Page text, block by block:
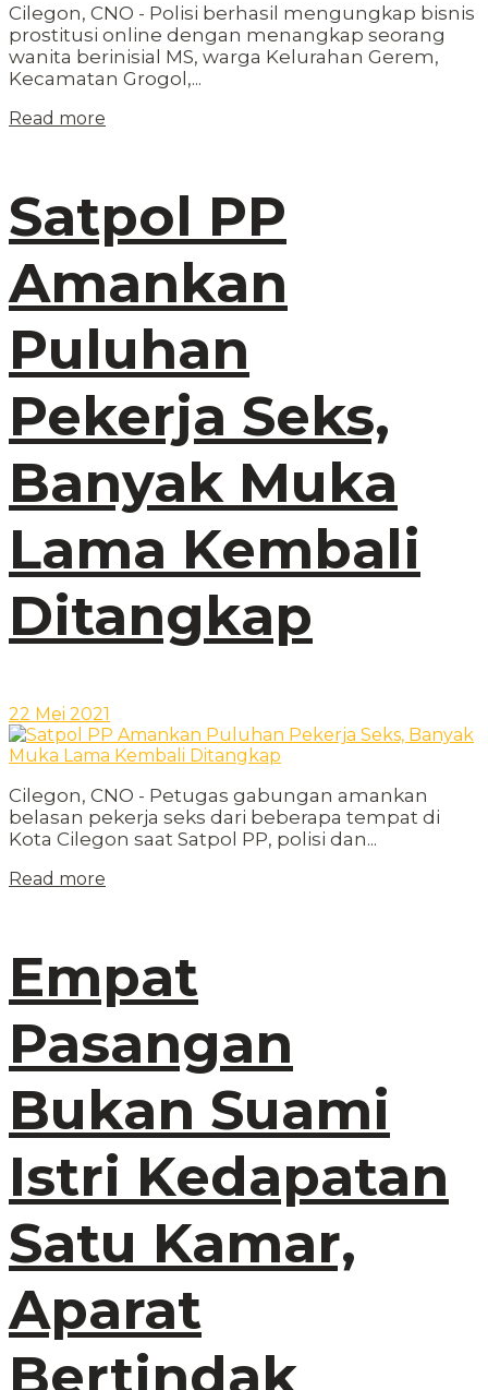
Cilegon, CNO - Polisi berhasil mengungkap bisnis
prostitusi online dengan menangkap seorang
wanita berinisial MS, warga Kelurahan Gerem,
Kecamatan Grogol,...
Read more
Satpol PP
Amankan
Puluhan
Pekerja Seks,
Banyak Muka
Lama Kembali
Ditangkap
22 Mei 2021
Cilegon, CNO - Petugas gabungan amankan
belasan pekerja seks dari beberapa tempat di
Kota Cilegon saat Satpol PP, polisi dan...
Read more
Empat
Pasangan
Bukan Suami
Istri Kedapatan
Satu Kamar,
Aparat
Bertindak